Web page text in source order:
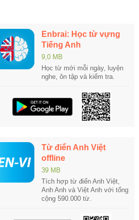
Enbrai: Học từ vựng
Tiếng Anh
9,0 MB
Học từ mới mỗi ngày, luyện
nghe, ôn tập và kiểm tra.
Từ điển Anh Việt
offline
39 MB
Tích hợp từ điển Anh Việt,
Anh Anh và Việt Anh với tổng
cộng 590.000 từ.